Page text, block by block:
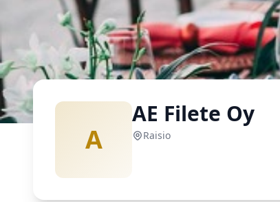
A
AE Filete Oy
Raisio